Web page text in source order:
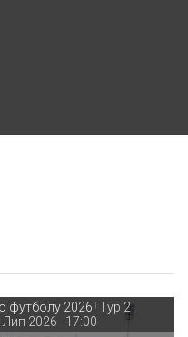
футболу 2026 | Тур 2
Лип 2026- 17:00